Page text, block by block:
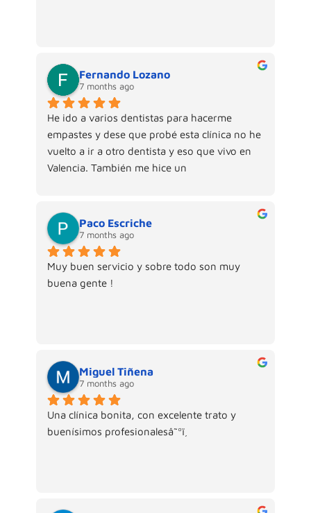
Fernando Lozano
7 months ago
He ido a varios dentistas para hacerme
empastes y dese que probé esta clínica no he
vuelto a ir a otro dentista y eso que vivo en
Valencia. También me hice un
muy bien.Paco Escriche
7 months ago
Muy buen servicio y sobre todo son muy
buena gente !
Miguel Tiñena
7 months ago
Una clínica bonita, con excelente trato y
buenísimos profesionalesâ˜ºï¸